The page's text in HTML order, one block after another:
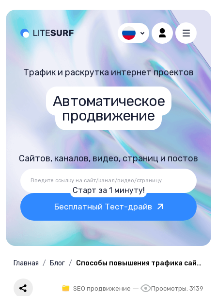
Трафик и раскрутка интернет проектов
Автоматическое
продвижение
Сайтов, каналов, видео, страниц и постов
Старт за 1 минуту!
Бесплатный Тест-драйв
Главная Блог Способы повышения трафика сайта
SEO продвижение Просмотры: 3139